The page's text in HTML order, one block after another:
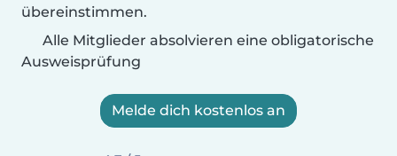
übereinstimmen.
Alle Mitglieder absolvieren eine obligatorische
Ausweisprüfung
Melde dich kostenlos an